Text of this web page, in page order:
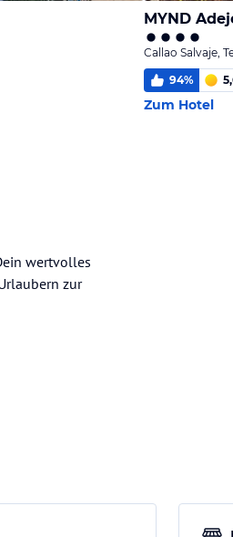
MYND
Callao Salvaje,
94%
Zum Hotel
wertvolles
zur